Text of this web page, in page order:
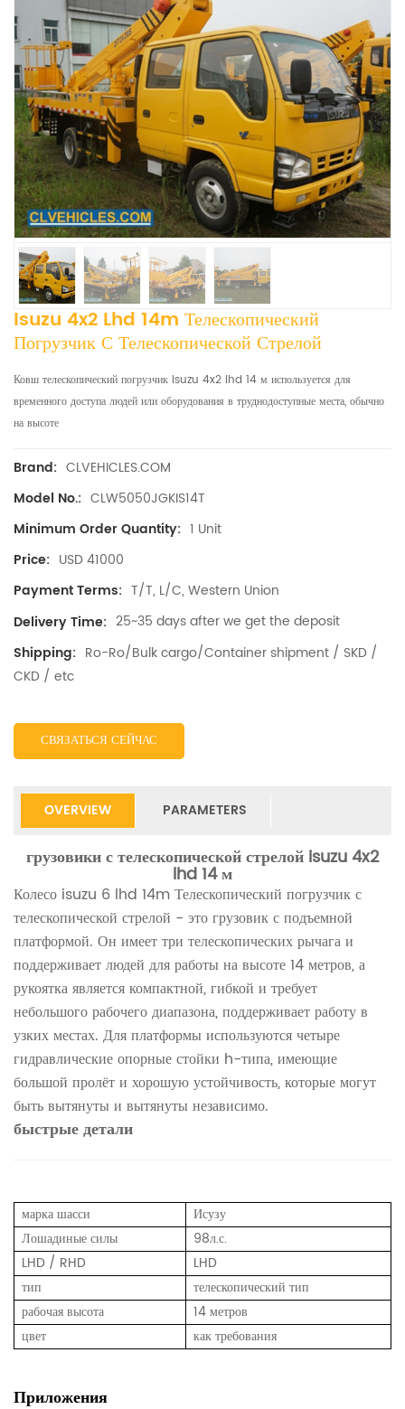
Isuzu 4x2 Lhd 14m Телескопический
Погрузчик С Телескопической Стрелой
Ковш телескопический погрузчик isuzu 4x2 lhd 14 м используется для
временного доступа людей или оборудования в труднодоступные места, обычно
на высоте
Brand: CLVEHICLES.COM
Model No.: CLW5050JGKIS14T
Minimum Order Quantity: 1 Unit
Price: USD 41000
Payment Terms: T/T, L/C, Western Union
Delivery Time: 25~35 days after we get the deposit
Shipping: Ro-Ro/Bulk cargo/Container shipment / SKD /
CKD / etc
СВЯЗАТЬСЯ СЕЙЧАС
OVERVIEW PARAMETERS
грузовики с телескопической стрелой isuzu 4x2
lhd 14 м
Колесо isuzu 6 lhd 14m Телескопический погрузчик с
телескопической стрелой - это грузовик с подъемной
платформой. Он имеет три телескопических рычага и
поддерживает людей для работы на высоте 14 метров, а
рукоятка является компактной, гибкой и требует
небольшого рабочего диапазона, поддерживает работу в
узких местах. Для платформы используются четыре
гидравлические опорные стойки h-типа, имеющие
большой пролёт и хорошую устойчивость, которые могут
быть вытянуты и вытянуты независимо.
быстрые детали
марка шасси
Исузу
Лошадиные силы
98л.с.
LHD / RHD
LHD
тип
телескопический тип
рабочая высота
14 метров
цвет
как требования
Приложения